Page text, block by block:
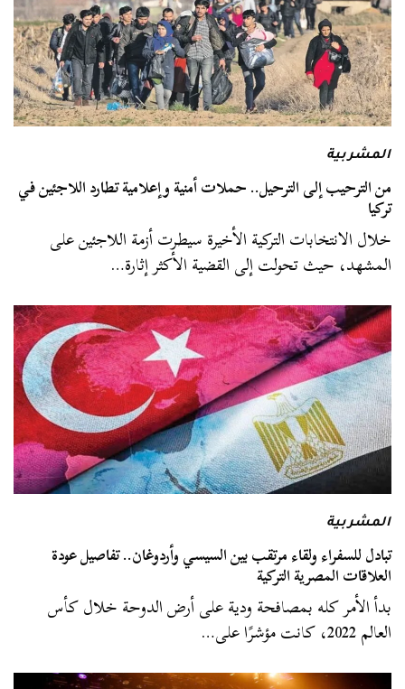
المشربية
من الترحيب إلى الترحيل.. حملات أمنية وإعلامية تطارد اللاجئين في
تركيا
خلال الانتخابات التركية الأخيرة سيطرت أزمة اللاجئين على
المشهد، حيث تحولت إلى القضية الأكثر إثارة…
المشربية
تبادل للسفراء ولقاء مرتقب بين السيسي وأردوغان.. تفاصيل عودة
العلاقات المصرية التركية
بدأ الأمر كله بمصافحة ودية على أرض الدوحة خلال كأس
العالم 2022، كانت مؤشرًا على…